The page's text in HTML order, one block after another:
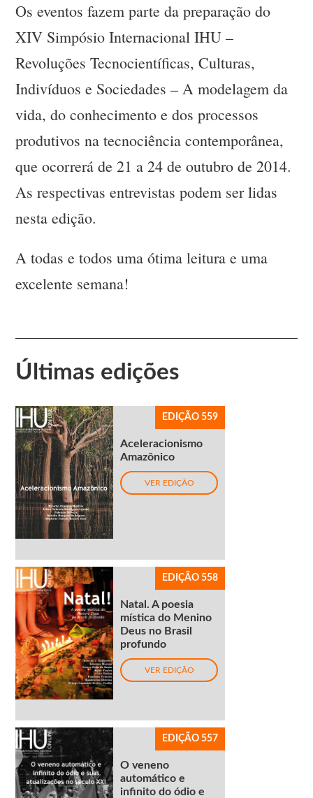
Os eventos fazem parte da preparação do
XIV Simpósio Internacional IHU –
Revoluções Tecnocientíficas, Culturas,
Indivíduos e Sociedades – A modelagem da
vida, do conhecimento e dos processos
produtivos na tecnociência contemporânea,
que ocorrerá de 21 a 24 de outubro de 2014.
As respectivas entrevistas podem ser lidas
nesta edição.
A todas e todos uma ótima leitura e uma
excelente semana!
Últimas edições
EDIÇÃO 559
Aceleracionismo
Amazônico
VER EDIÇÃO
EDIÇÃO 558
Natal. A poesia
mística do Menino
Deus no Brasil
profundo
VER EDIÇÃO
EDIÇÃO 557
O veneno
automático e
infinito do ódio e